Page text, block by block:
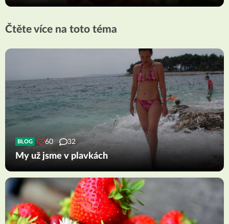
Čtěte více na toto téma
BLOG 60 32
My už jsme v plavkách